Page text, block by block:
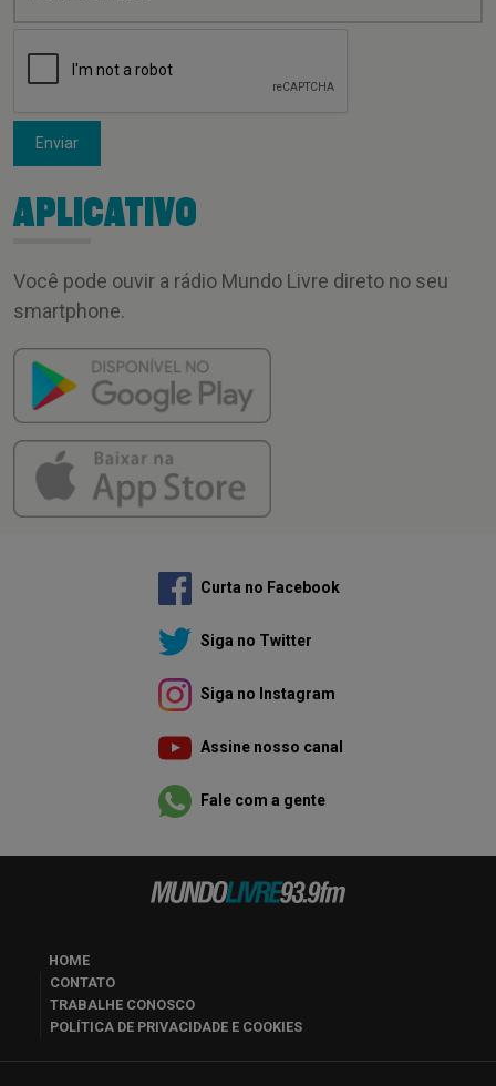
Enviar
APLICATIVO
Você pode ouvir a rádio Mundo Livre direto no seu
smartphone.
Curta no Facebook
Siga no Twitter
Siga no Instagram
Assine nosso canal
Fale com a gente
HOME
CONTATO
TRABALHE CONOSCO
POLÍTICA DE PRIVACIDADE E COOKIES